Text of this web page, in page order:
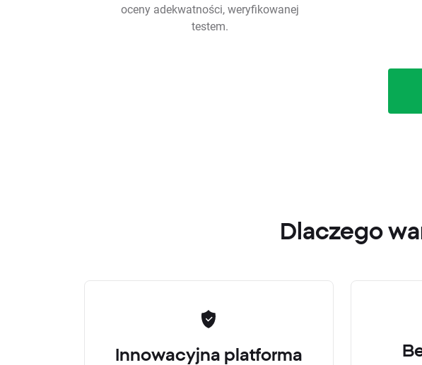
oceny adekwatności, weryfikowanej
testem.
Dlaczego
Innowacyjna platforma